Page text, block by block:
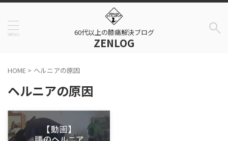
60代以上の膝痛解決ブログ
ZENLOG
HOME > ヘルニアの原因
ヘルニアの原因